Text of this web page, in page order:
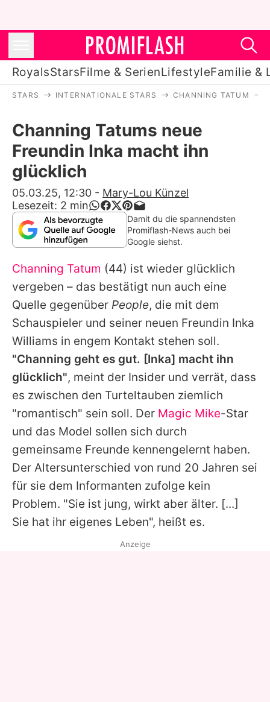
RoyalsStarsFilme & SerienLifestyleFamilie &
Stars
Filme & Serien
Lifestyle
Familie & Liebe
Promiflash Exklusiv
Alle Themen auf Promiflash
Jobs
App runterladen
Team
Redaktionelle Richtlinien
Impressum
Datenschutzerklärung
Nutzungsbedingungen
Utiq verwalten
STARS INTERNATIONALE STARS CHANNING TATUM
Channing Tatums neue
Freundin Inka macht ihn
glücklich
05.03.25, 12:30 - Mary-Lou Künzel
Lesezeit: 2 min
Damit du die spannendsten
Promiflash-News auch bei
Google siehst.
Channing Tatum (44) ist wieder glücklich
vergeben – das bestätigt nun auch eine
Quelle gegenüber People, die mit dem
Schauspieler und seiner neuen Freundin Inka
Williams in engem Kontakt stehen soll.
"Channing geht es gut. [Inka] macht ihn
glücklich", meint der Insider und verrät, dass
es zwischen den Turteltauben ziemlich
"romantisch" sein soll. Der Magic Mike-Star
und das Model sollen sich durch
gemeinsame Freunde kennengelernt haben.
Der Altersunterschied von rund 20 Jahren sei
für sie dem Informanten zufolge kein
Problem. "Sie ist jung, wirkt aber älter. [...]
Sie hat ihr eigenes Leben", heißt es.
Anzeige